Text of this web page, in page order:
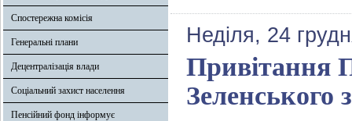
Спостережна комісія
Генеральні плани
Децентралізація влади
Соціальний захист населення
Пенсійний фонд інформує
Неділя, 24
Привітання
Зеленського